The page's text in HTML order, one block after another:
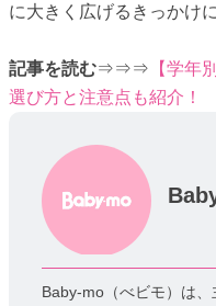
に大きく広げるきっかけ
記事を読む⇒⇒⇒ 【学年
選び方と注意点も紹介！
Baby-mo（べビモ）は、